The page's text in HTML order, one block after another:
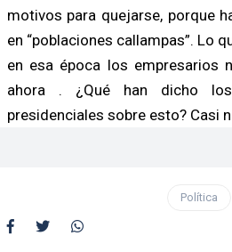
motivos para quejarse, porque
en “poblaciones callampas”. Lo
en esa época los empresarios
ahora . ¿Qué han dicho
presidenciales sobre esto? Casi
Política